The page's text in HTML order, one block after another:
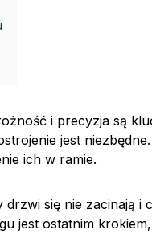
i precyzja są
jest
ich w ramie.
się nie zacinają i
jest ostatnim